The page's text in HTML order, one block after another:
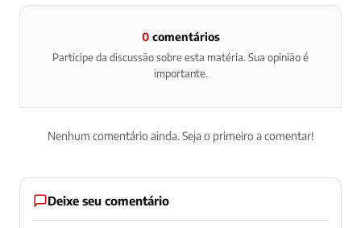
0comentários
Participe da discussão sobre esta matéria. Sua opinião é
importante.
Nenhum comentário ainda. Seja o primeiro a comentar!
Deixe seu comentário